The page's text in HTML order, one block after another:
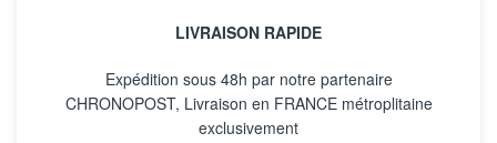
LIVRAISON RAPIDE
Expédition sous 48h par notre partenaire
CHRONOPOST, Livraison en FRANCE métroplitaine
exclusivement